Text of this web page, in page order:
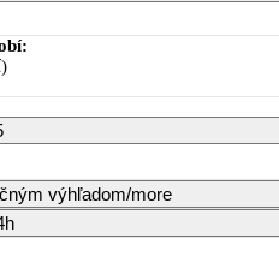
August
PO UT ST ŠT
výhľadom/more